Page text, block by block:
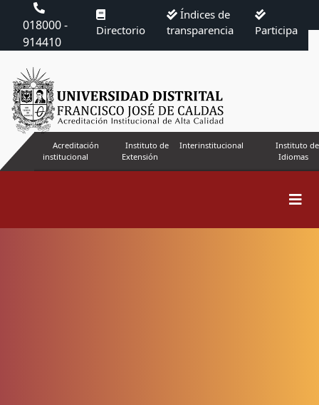
018000 -
914410
Directorio
Índices de
transparencia
Participa
Acreditación
institucional
Instituto de
Extensión
Interinstitucional
Instituto de
Idiomas